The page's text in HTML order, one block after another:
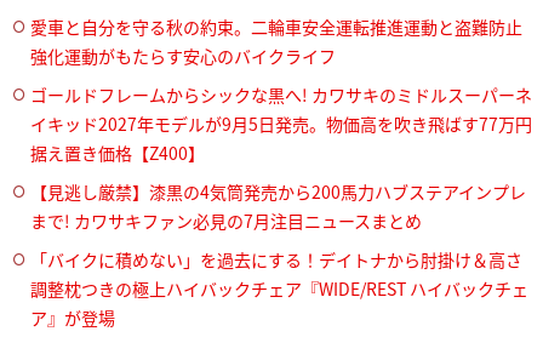
愛車と自分を守る秋の約束。二輪車安全運転推進運動と盗難防止
強化運動がもたらす安心のバイクライフ
ゴールドフレームからシックな黒へ! カワサキのミドルスーパーネ
イキッド2027年モデルが9月5日発売。物価高を吹き飛ばす77万円
据え置き価格【Z400】
【見逃し厳禁】漆黒の4気筒発売から200馬力ハブステアインプレ
まで! カワサキファン必見の7月注目ニュースまとめ
「バイクに積めない」を過去にする！デイトナから肘掛け＆高さ
調整枕つきの極上ハイバックチェア『WIDE/REST ハイバックチェ
ア』が登場